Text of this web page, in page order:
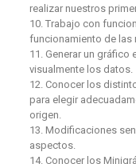
realizar nuestros
10. Trabajo con
funcionamiento de las
11. Generar un gráfico
visualmente los datos.
12. Conocer los
para elegir
origen.
13. Modificaciones
aspectos.
14. Conocer los